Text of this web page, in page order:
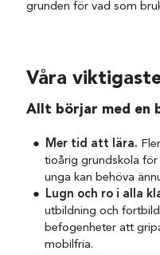
grunden för vad som
Våra
Allt börjar med en
Mer tid att lära.
tioårig grundskola för
unga kan behöva
Lugn och ro i alla
utbildning och
befogenheter att
mobilfria.